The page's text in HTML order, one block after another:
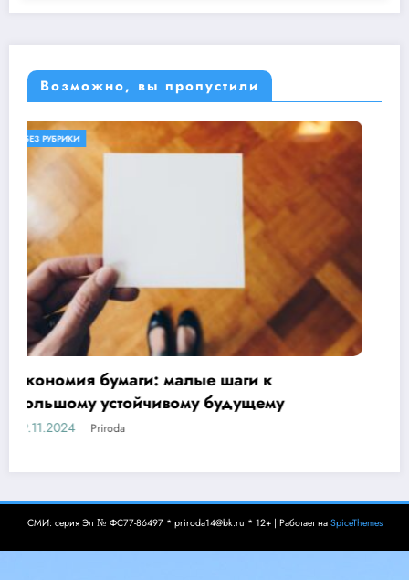
Возможно, вы пропустили
БЕЗ РУБРИКИ ОБЕРЕГАЕМ ПРИРОДУ
Основы бережливого отношения
17.10.2024 Priroda
СМИ: серия Эл № ФС77-86497 * priroda14@bk.ru * 12+ | Работает наSpiceThemes